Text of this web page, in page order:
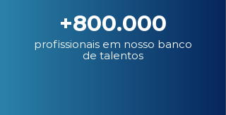
+800.000
profissionais em nosso banco
de talentos